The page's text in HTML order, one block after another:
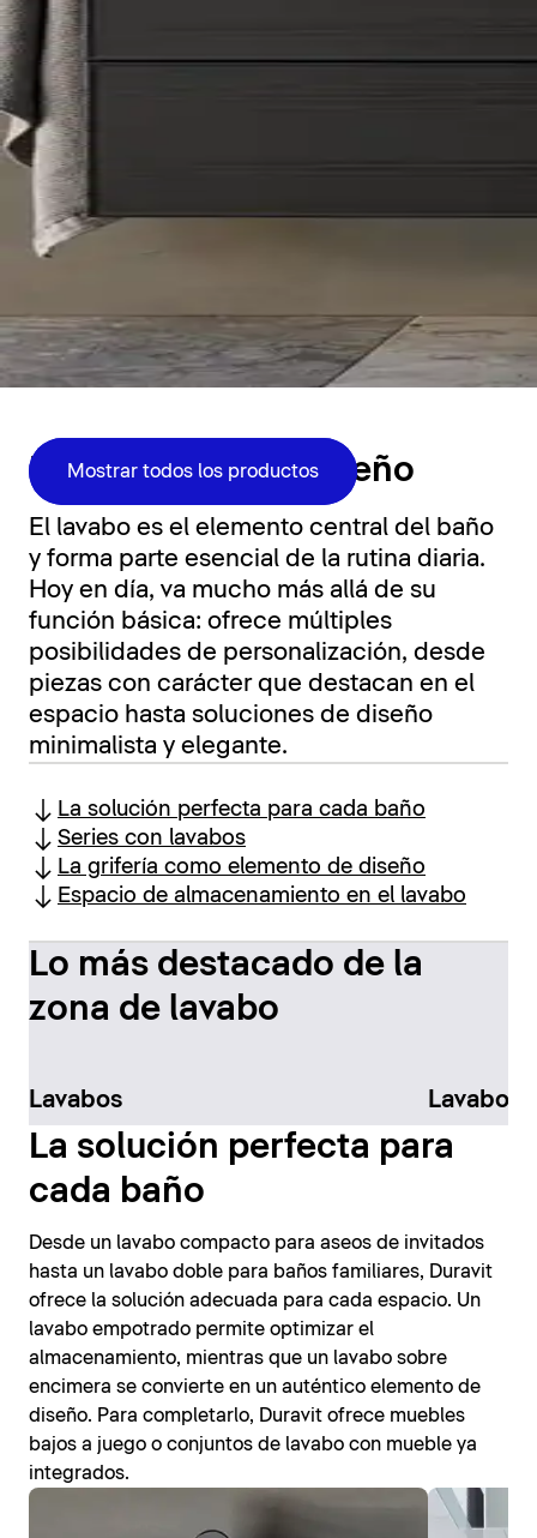
Mostrar todos los productos
Funcionalidad y diseño
El lavabo es el elemento central del baño
y forma parte esencial de la rutina diaria.
Hoy en día, va mucho más allá de su
función básica: ofrece múltiples
posibilidades de personalización, desde
piezas con carácter que destacan en el
espacio hasta soluciones de diseño
minimalista y elegante.
La solución perfecta para cada baño
Series con lavabos
La grifería como elemento de diseño
Espacio de almacenamiento en el lavabo
Lo más destacado de la
zona de lavabo
Lavabos Lavabos
La solución perfecta para
cada baño
Desde un lavabo compacto para aseos de invitados
hasta un lavabo doble para baños familiares, Duravit
ofrece la solución adecuada para cada espacio. Un
lavabo empotrado permite optimizar el
almacenamiento, mientras que un lavabo sobre
encimera se convierte en un auténtico elemento de
diseño. Para completarlo, Duravit ofrece muebles
bajos a juego o conjuntos de lavabo con mueble ya
integrados.